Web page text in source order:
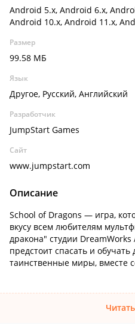
Android 5.x, Android 6.x,
Android 10.x, Android 11.x,
Размер
99.58 МБ
Язык
Другое, Русский, Английский
Разработчик
JumpStart Games
Сайт
www.jumpstart.com
Описание
School of Dragons — игра,
вкусу всем любителям
дракона" студии
предстоит спасать и
таинственные миры, вместе